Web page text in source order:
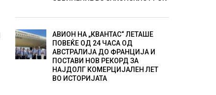
АВИОН НА „КВАНТАС“ ЛЕТАШЕ
ПОВЕЌЕ ОД 24 ЧАСА ОД
АВСТРАЛИЈА ДО ФРАНЦИЈА И
ПОСТАВИ НОВ РЕКОРД ЗА
НАЈДОЛГ КОМЕРЦИЈАЛЕН ЛЕТ
ВО ИСТОРИЈАТА